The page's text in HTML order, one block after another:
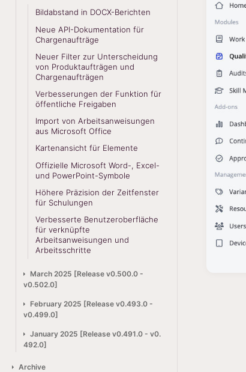
Bildabstand in DOCX-Berichten
Neue API-Dokumentation für
Chargenaufträge
Neuer Filter zur Unterscheidung
von Produktaufträgen und
Chargenaufträgen
Verbesserungen der Funktion für
öffentliche Freigaben
Import von Arbeitsanweisungen
aus Microsoft Office
Kartenansicht für Elemente
Offizielle Microsoft Word-, Excel-
und PowerPoint-Symbole
Höhere Präzision der Zeitfenster
für Schulungen
Verbesserte Benutzeroberfläche
für verknüpfte
Arbeitsanweisungen und
Arbeitsschritte
March 2025 [Release v0.500.0 -
v0.502.0]
February 2025 [Release v0.493.0 -
v0.499.0]
January 2025 [Release v0.491.0 - v0.
492.0]
Archive